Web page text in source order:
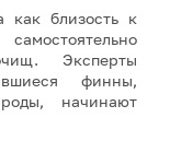
как близость к
Эксперты
финны,
начинают